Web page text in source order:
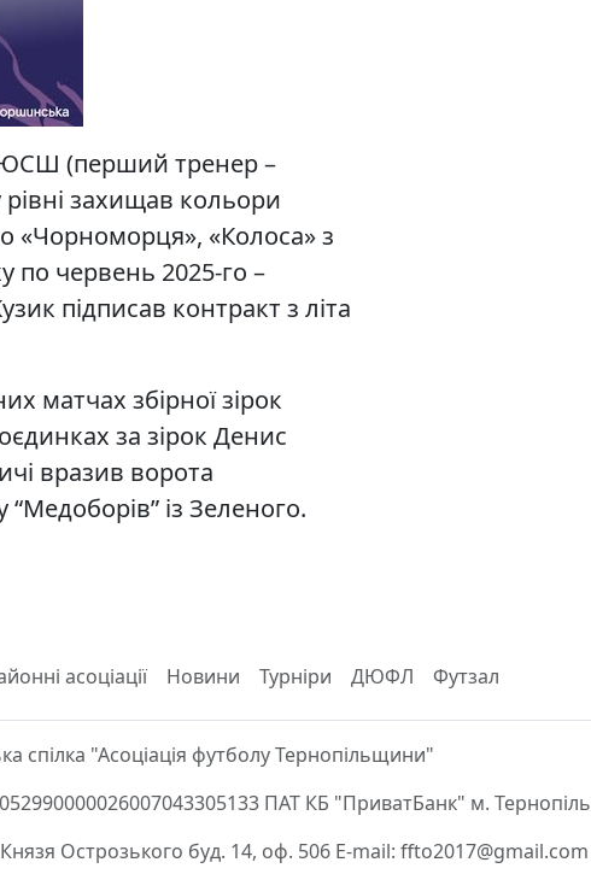
(перший тренер –
захищав кольори
«Чорноморця», «Колоса» з
по червень 2025-го –
підписав контракт з літа
матчах збірної зірок
за зірок Денис
вразив ворота
“Медоборів” із Зеленого.
асоціації Новини Турніри ДЮФЛ Футзал
спілка "Асоціація футболу Тернопільщини"
ПАТ КБ "ПриватБанк" м. Тернопіль
Острозького буд. 14, оф. 506 E-mail: ffto2017@gmail.com